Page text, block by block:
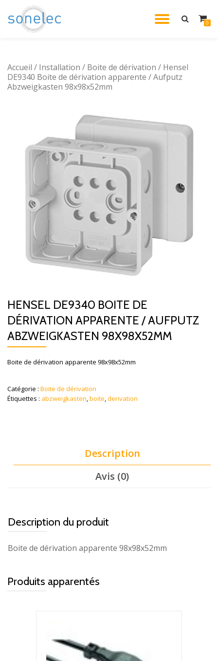
Aller
0
Accueil / Installation / Boite de dérivation / Hensel
DE9340 Boite de dérivation apparente / Aufputz
Abzweigkasten 98x98x52mm
HENSEL DE9340 BOITE DE
DÉRIVATION APPARENTE / AUFPUTZ
ABZWEIGKASTEN 98X98X52MM
Boite de dérivation apparente 98x98x52mm
Catégorie : Boite de dérivation
Étiquettes : abzweigkasten,boite,derivation
Description
Avis (0)
Description du produit
Boite de dérivation apparente 98x98x52mm
Produits apparentés